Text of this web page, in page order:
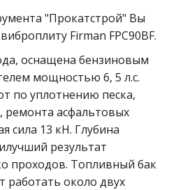
Firman FPC90BF.
мощностью 6, 5 л.с.
по уплотнению песка,
ремонта асфальтовых
сила 13 кН. Глубина
результат
проходов. Топливный бак
работать около двух